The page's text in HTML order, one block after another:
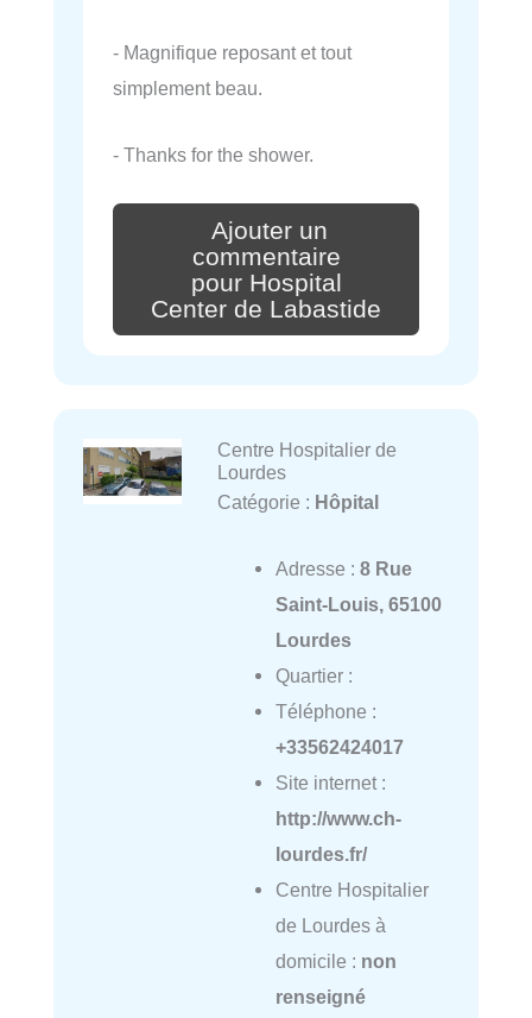
- Magnifique reposant et tout
simplement beau.
- Thanks for the shower.
Ajouter un
commentaire
pour Hospital
Center de Labastide
Centre Hospitalier de
Lourdes
Catégorie : Hôpital
Adresse : 8 Rue
Saint-Louis, 65100
Lourdes
Quartier :
Téléphone :
+33562424017
Site internet :
http://www.ch-
lourdes.fr/
Centre Hospitalier
de Lourdes à
domicile : non
renseigné